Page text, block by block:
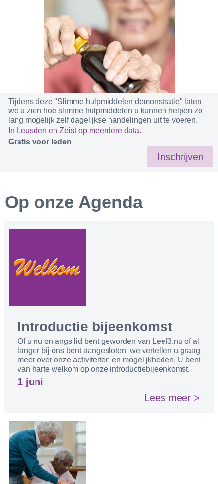
Tijdens deze "Slimme hulpmiddelen demonstratie" laten
we u zien hoe slimme hulpmiddelen u kunnen helpen zo
lang mogelijk zelf dagelijkse handelingen uit te voeren.
In Leusden en Zeist op meerdere data.
Gratis voor leden
Inschrijven
Op onze Agenda
Introductie bijeenkomst
Of u nu onlangs lid bent geworden van Leef3.nu of al
langer bij ons bent aangesloten: we vertellen u graag
meer over onze activiteiten en mogelijkheden. U bent
van harte welkom op onze introductiebijeenkomst.
1 juni
Lees meer >